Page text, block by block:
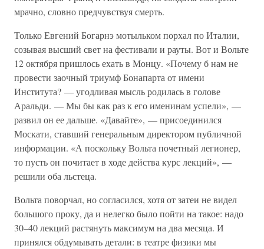
мрачно, словно предчувствуя смерть.
Только Евгений Богарнэ мотыльком порхал по Италии,
созывая высший свет на фестивали и рауты. Вот и Вольте
12 октября пришлось ехать в Монцу. «Почему б нам не
провести заочный триумф Бонапарта от имени
Института? — угодливая мысль родилась в голове
Аральди. — Мы бы как раз к его именинам успели», —
развил он ее дальше. «Давайте», — присоединился
Москати, ставший генеральным директором публичной
информации. «А поскольку Вольта почетный легионер,
то пусть он почитает в ходе действа курс лекций», —
решили оба льстеца.
Вольта поворчал, но согласился, хотя от затеи не видел
большого проку, да и нелегко было пойти на такое: надо
30–40 лекций растянуть максимум на два месяца. И
принялся обдумывать детали: в театре физики мы